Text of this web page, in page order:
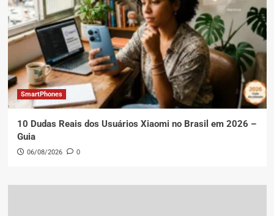
SmartPhones
10 Dudas Reais dos Usuários Xiaomi no Brasil em 2026 –
Guia
06/08/2026 0